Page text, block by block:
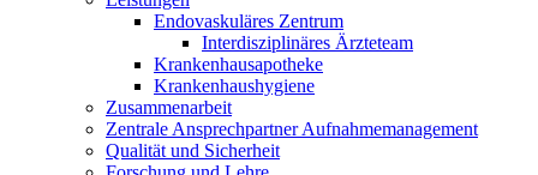
Endovaskuläres Zentrum
Interdisziplinäres Ärzteteam
Krankenhausapotheke
Krankenhaushygiene
Zusammenarbeit
Zentrale Ansprechpartner Aufnahmemanagement
Qualität und Sicherheit